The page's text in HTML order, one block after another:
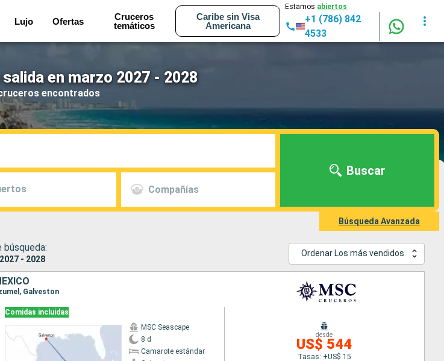
Lujo Ofertas
Cruceros
temáticos
Caribe sin Visa
Americana
Estamos abiertos
+1 (786) 842
4533
en marzo 2027 - 2028
encontrados
Compañías
Buscar
Búsqueda Avanzada
- 2028
Ordenar Los más vendidos
Galveston
Comidas incluidas
MSC Seascape
8 d
Camarote estándar
desde
US$ 544
Tasas: +US$ 15